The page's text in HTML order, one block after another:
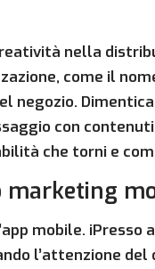
nella
come il
negozio.
con
che torni e
marketing
mobile. iPresso
l’attenzione del